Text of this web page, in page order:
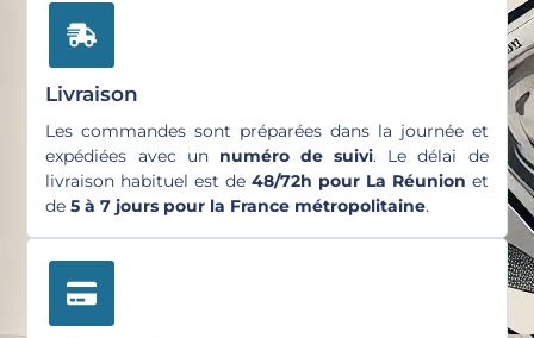
Livraison
Les commandes sont préparées dans la journée et
expédiées avec un numéro de suivi. Le délai de
livraison habituel est de 48/72h pour La Réunion et
de5 à 7 jours pour la France métropolitaine.